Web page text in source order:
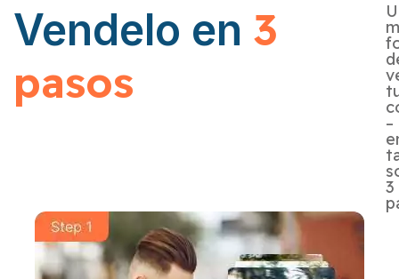
Vendelo en 3
pasos
–
3